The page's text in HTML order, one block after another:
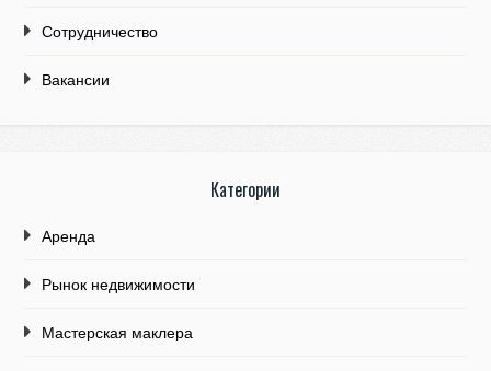
Сотрудничество
Вакансии
Категории
Аренда
Рынок недвижимости
Мастерская маклера